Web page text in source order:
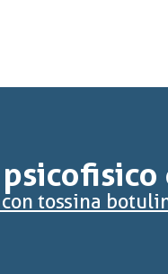
tossina